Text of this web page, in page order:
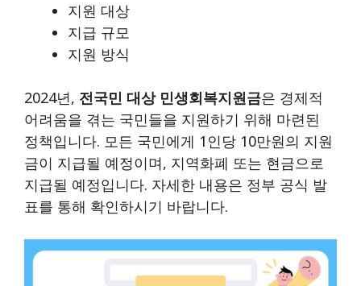
지원 대상
지급 규모
지원 방식
2024년, 전국민 대상 민생회복지원금은 경제적
어려움을 겪는 국민들을 지원하기 위해 마련된
정책입니다. 모든 국민에게 1인당 10만원의 지원
금이 지급될 예정이며, 지역화폐 또는 현금으로
지급될 예정입니다. 자세한 내용은 정부 공식 발
표를 통해 확인하시기 바랍니다.